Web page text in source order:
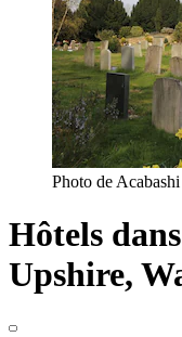
Photo de Acabashi
Hôtels
Upshire,